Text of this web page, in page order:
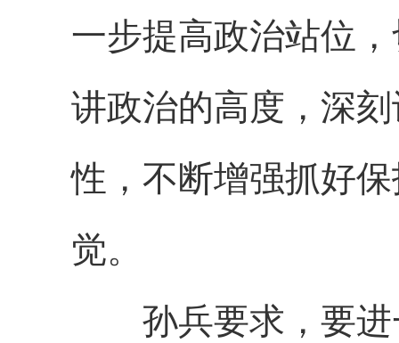
一步提高政治站位
讲政治的高度，深
性，不断增强抓好
觉。
孙兵要求，要进